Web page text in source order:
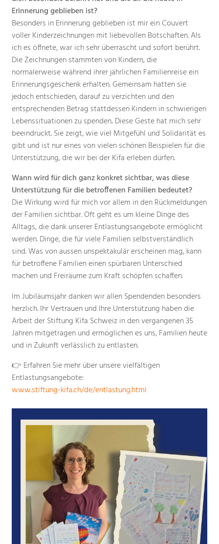
Erinnerung geblieben ist?
Besonders in Erinnerung geblieben ist mir ein Couvert
voller Kinderzeichnungen mit liebevollen Botschaften. Als
ich es öffnete, war ich sehr überrascht und sofort berührt.
Die Zeichnungen stammten von Kindern, die
normalerweise während ihrer jährlichen Familienreise ein
Erinnerungsgeschenk erhalten. Gemeinsam hatten sie
jedoch entschieden, darauf zu verzichten und den
entsprechenden Betrag stattdessen Kindern in schwierigen
Lebenssituationen zu spenden.Diese Geste hat mich sehr
beeindruckt. Sie zeigt, wie viel Mitgefühl und Solidarität es
gibt und ist nur eines von vielen schönen Beispielen für die
Unterstützung, die wir bei der Kifa erleben dürfen.
Wann wird für dich ganz konkret sichtbar, was diese
Unterstützung für die betroffenen Familien bedeutet?
Die Wirkung wird für mich vor allem in den Rückmeldungen
der Familien sichtbar. Oft geht es um kleine Dinge des
Alltags, die dank unserer Entlastungsangebote ermöglicht
werden. Dinge, die für viele Familien selbstverständlich
sind. Was von aussen unspektakulär erscheinen mag, kann
für betroffene Familien einen spürbaren Unterschied
machen und Freiräume zum Kraft schöpfen schaffen.
Im Jubiläumsjahr danken wir allen Spendenden besonders
herzlich. Ihr Vertrauen und Ihre Unterstützung haben die
Arbeit der Stiftung Kifa Schweiz in den vergangenen 35
Jahren mitgetragen und ermöglichen es uns, Familien heute
und in Zukunft verlässlich zu entlasten.
👉 Erfahren Sie mehr über unsere vielfältigen
Entlastungsangebote:
www.stiftung-kifa.ch/de/entlastung.html